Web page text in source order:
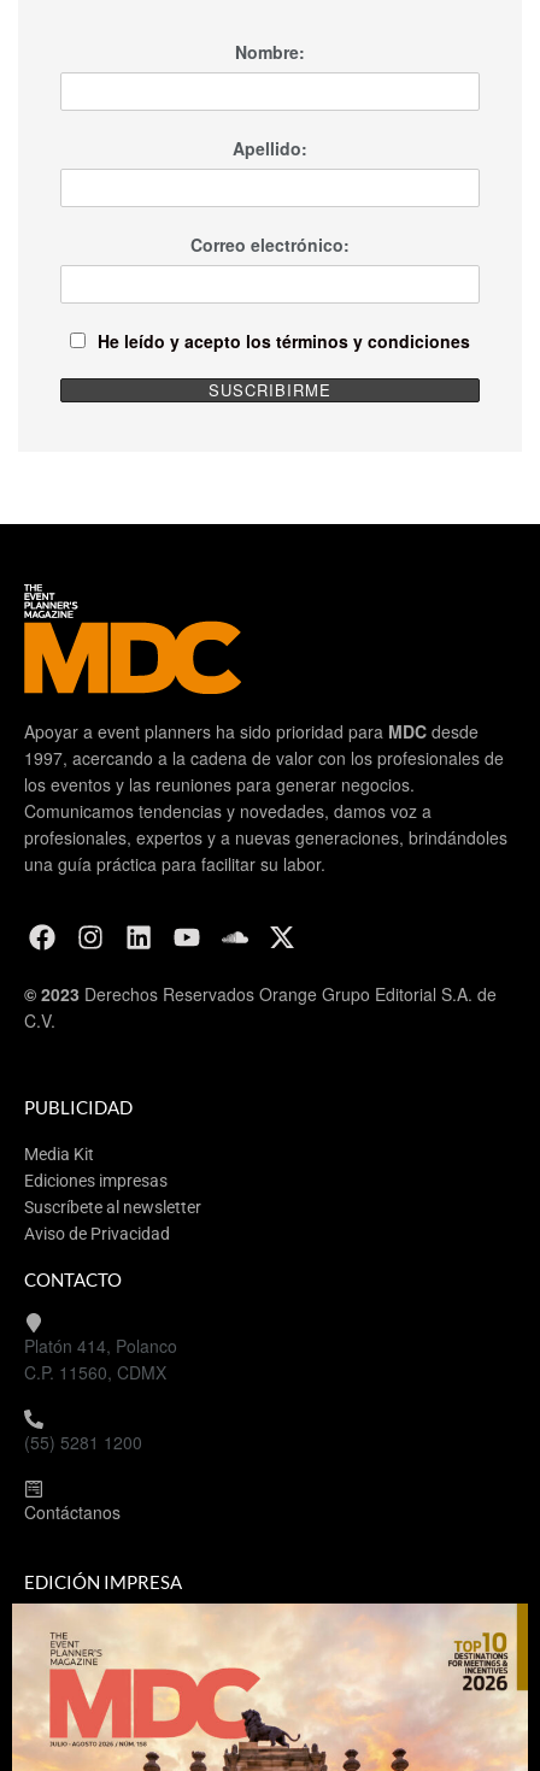
Nombre:
Apellido:
Correo electrónico:
He leído y acepto los términos y condiciones
Apoyar a event planners ha sido prioridad para MDC desde
1997, acercando a la cadena de valor con los profesionales de
los eventos y las reuniones para generar negocios.
Comunicamos tendencias y novedades, damos voz a
profesionales, expertos y a nuevas generaciones, brindándoles
una guía práctica para facilitar su labor.
© 2023 Derechos Reservados Orange Grupo Editorial S.A. de
C.V.
PUBLICIDAD
Media Kit
Ediciones impresas
Suscríbete al newsletter
Aviso de Privacidad
CONTACTO
Platón 414, Polanco
C.P. 11560, CDMX
(55) 5281 1200
Contáctanos
EDICIÓN IMPRESA